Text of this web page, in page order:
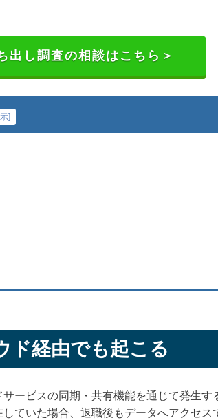
出し調査の相談はこちら＞
]
ド経由でも起こる
ービスの同期・共有機能を通じて発生す
ていた場合、退職後もデータへアクセス